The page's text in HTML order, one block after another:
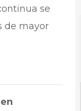
se
de mayor